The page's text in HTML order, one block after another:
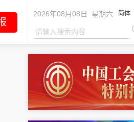
2026年08月08日 星期六 简体